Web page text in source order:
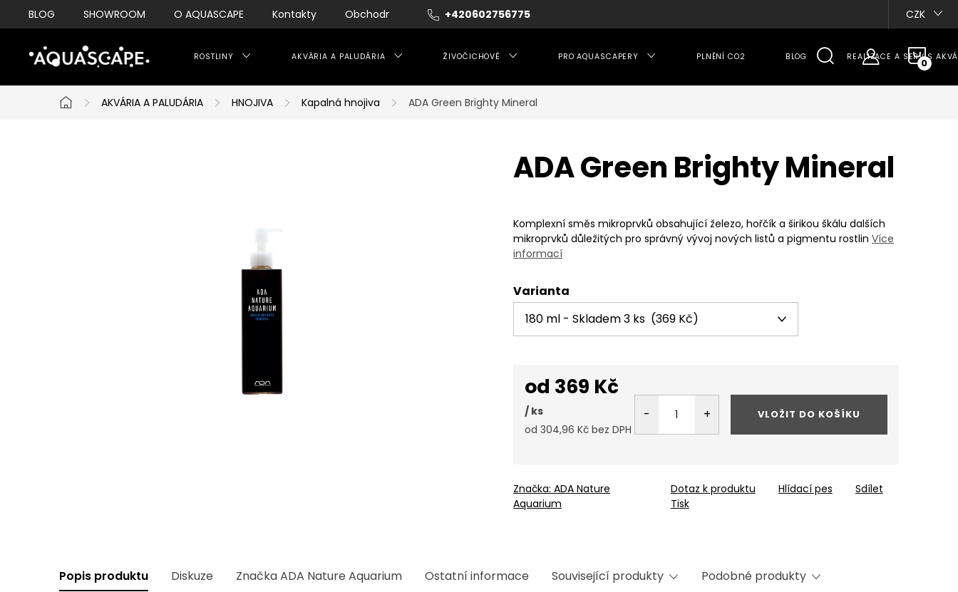
Přejít
na
+420602756775
BLOG SHOWROOM O AQUASCAPE Kontakty Obchodní podmínky Moje objednávka CZK
ROSTLINY AKVÁRIA A PALUDÁRIA ŽIVOČICHOVÉ PRO AQUASCAPERY PLNĚNÍ CO2 BLOG REALIZACE A SERVIS
Domů
AKVÁRIA A PALUDÁRIA HNOJIVA Kapalná hnojiva ADA Green Brighty Mineral
ADA Green Brighty Mineral
Komplexní směs mikroprvků obsahující železo, hořčík a širikou škálu dalších
mikroprvků důležitých pro správný vývoj nových listů a pigmentu rostlin Více
informací
Varianta
od 369 Kč
/ ks
od 304,96 Kč bez DPH
VLOŽIT DO KOŠÍKU
Značka: ADA Nature
Aquarium
Tisk
Dotaz k produktu Hlídací pes Sdílet
Popis produktu Diskuze ZnačkaADA Nature Aquarium Ostatní informace Související produkty Podobné produkty